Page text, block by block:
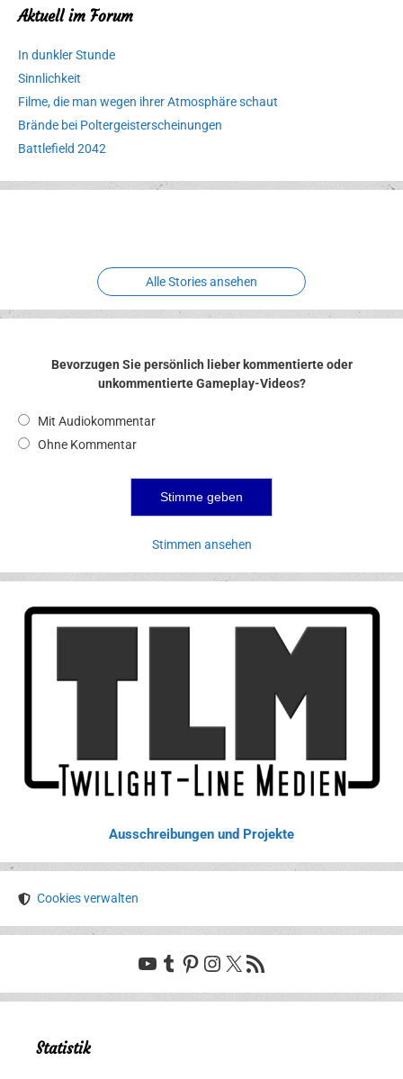
Aktuell im Forum
In dunkler Stunde
Sinnlichkeit
Filme, die man wegen ihrer Atmosphäre schaut
Brände bei Poltergeisterscheinungen
Battlefield 2042
Erlebnispark
Verbotene
Alle Stories ansehen
Bevorzugen Sie persönlich lieber kommentierte oder
unkommentierte Gameplay-Videos?
Mit Audiokommentar
Ohne Kommentar
Stimmen ansehen
Ausschreibungen und Projekte
Cookies verwalten
YouTube
Tumblr
Pinterest
Instagram
X RSS-Feed
Statistik